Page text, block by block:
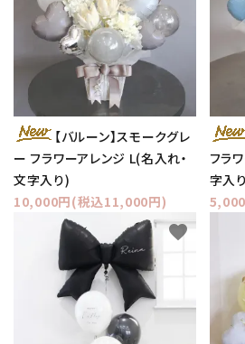
【バルーン】スモークグレ
ー フラワーアレンジ L(名入れ・
文字入り)
10,000円(税込11,000円)
フラ
字入
favorite